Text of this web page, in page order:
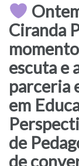
Ciranda
escuta e
parceria
em
de
de